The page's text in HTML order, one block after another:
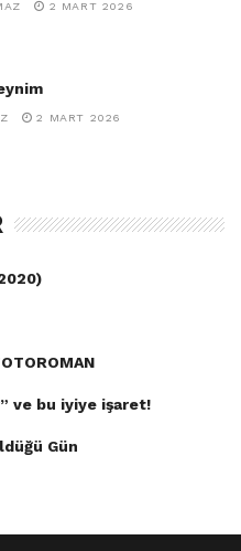
aksine hiçbir ayrım
yüreklerine
2 MART 2026
2 MART 2026
ve bu iyiye işaret!
Gün